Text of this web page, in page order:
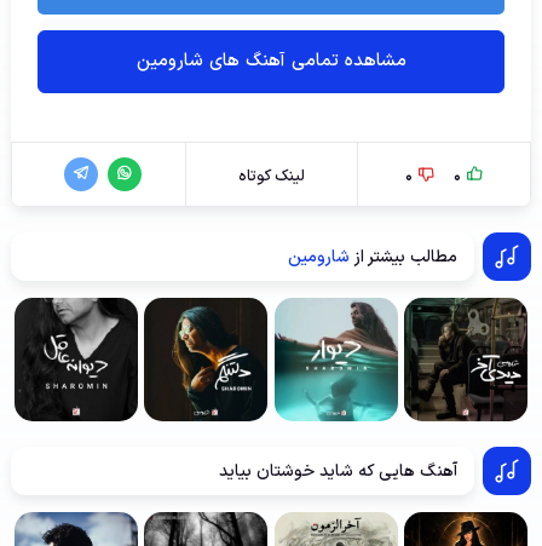
مشاهده تمامی آهنگ های شارومین
0
0 لینک کوتاه
مطالب بیشتر از شارومین
آهنگ هایی که شاید خوشتان بیاید